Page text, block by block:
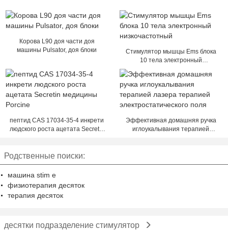
Корова L90 доя части доя
машины Pulsator, доя блоки
Стимулятор мышцы Ems блока
10 тела электронный
пептид CAS 17034-35-4 инкрети
людского роста ацетата Secretin
Эффективная домашняя ручка
иглоукалывания терапией
Родственные поиски:
машина stim e
физиотерапия десяток
терапия десяток
десятки подразделение стимулятор